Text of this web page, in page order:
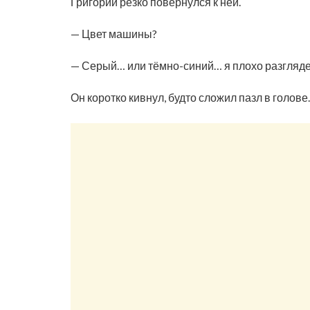
— Цвет машины?
— Серый… или тёмно-синий… я плохо
Он коротко кивнул, будто сложил пазл в голове.